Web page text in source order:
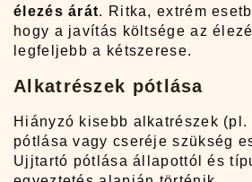
élezés árát. Ritka, extrém
hogy a javítás költsége az
legfeljebb a kétszerese.
Alkatrészek pótlása
Hiányzó kisebb alkatrészek
pótlása vagy cseréje szükség
Ujjtartó pótlása állapottól és